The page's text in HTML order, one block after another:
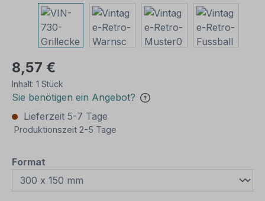
8,57 €
Inhalt: 1 Stück
Sie benötigen ein Angebot?
Lieferzeit 5-7 Tage
Produktionszeit 2-5 Tage
Format